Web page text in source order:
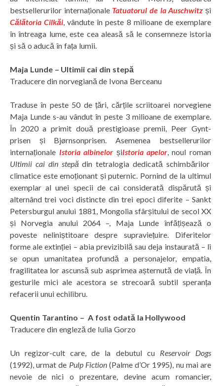
bestsellerurilor internaționale Tatuatorul de la Auschwitz și
Călătoria Cilkăi, vândute în peste 8 milioane de exemplare
în întreaga lume, este cea aleasă să le consemneze istoria
și să o aducă în fața lumii.
Maja Lunde – Ultimii cai din stepă
Traducere din norvegiană de Ivona Berceanu
Traduse în peste 50 de țări, cărțile scriitoarei norvegiene
Maja Lunde s-au vândut în peste 3 milioane de exemplare.
În 2020 a primit două prestigioase premii, Peer Gynt-
prisen și Bjørnsonprisen. Asemenea bestsellerurilor
internaționale Istoria albinelor șiIstoria apelor, noul roman
Ultimii cai din stepă din tetralogia dedicată schimbărilor
climatice este emoționant și puternic. Pornind de la ultimul
exemplar al unei specii de cai considerată dispărută și
alternând trei voci distincte din trei epoci diferite – Sankt
Petersburgul anului 1881, Mongolia sfârșitului de secol XX
și Norvegia anului 2064 –, Maja Lunde înfățișează o
poveste neliniștitoare despre supraviețuire. Diferitelor
forme ale extinției – abia previzibilă sau deja instaurată – li
se opun umanitatea profundă a personajelor, empatia,
fragilitatea lor ascunsă sub asprimea așternută de viață. În
gesturile mici ale acestora se strecoară subtil speranța
refacerii unui echilibru.
Quentin Tarantino – A fost odată la Hollywood
Traducere din engleză de Iulia Gorzo
Un regizor-cult care, de la debutul cu Reservoir Dogs
(1992), urmat de Pulp Fiction (Palme d’Or 1995), nu mai are
nevoie de nici o prezentare, devine acum romancier,